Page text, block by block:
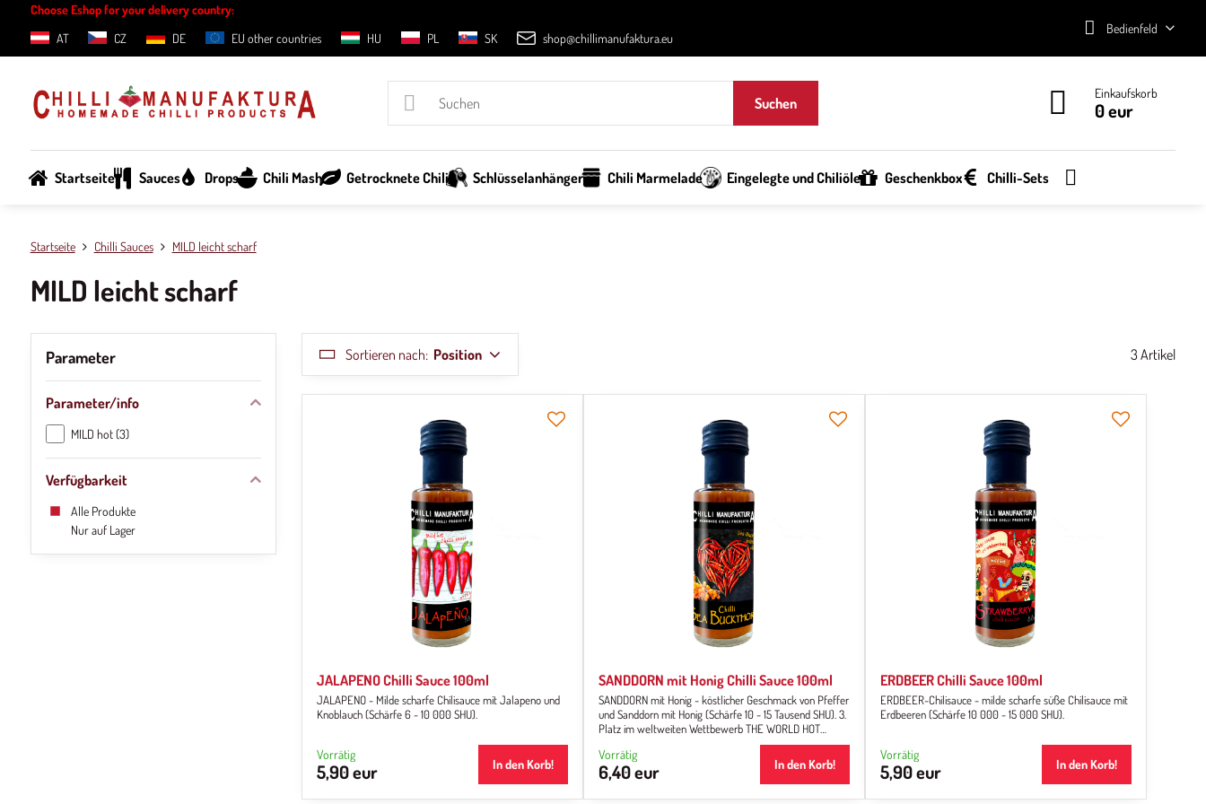
Choose Eshop for your delivery country:
AT
CZ DE EU other countries HU PL SK shop@chillimanufaktura.eu
Bedienfeld
Suchen
Einkaufskorb
0 eur
Startseite Sauces Drops Chili Mash Getrocknete Chili Schlüsselanhänger Chili Marmelade Eingelegte und Chiliöle Geschenkbox Chilli-Sets
Startseite Chilli Sauces MILD leicht scharf
MILD leicht scharf
Sortieren nach: Position 3Artikel
JALAPENO Chilli Sauce 100ml
JALAPENO - Milde scharfe Chilisauce mit Jalapeno und
Knoblauch (Schärfe 6 - 10 000 SHU).
Vorrätig
5,90 eur In den Korb!
SANDDORN mit Honig Chilli Sauce 100ml
SANDDORN mit Honig - köstlicher Geschmack von Pfeffer
und Sanddorn mit Honig (Schärfe 10 - 15 Tausend SHU). 3.
Platz im weltweiten Wettbewerb THE WORLD HOT
SAUCE AWARDS bei den 5. Annual World Hot Sauce
Awards.
Vorrätig
6,40 eur In den Korb!
ERDBEER Chilli Sauce 100ml
ERDBEER-Chilisauce - milde scharfe süße Chilisauce mit
Erdbeeren (Schärfe 10 000 - 15 000 SHU).
Vorrätig
5,90 eur In den Korb!
Parameter
Parameter/info
MILD hot (3)
Verfügbarkeit
Alle Produkte
Nur auf Lager